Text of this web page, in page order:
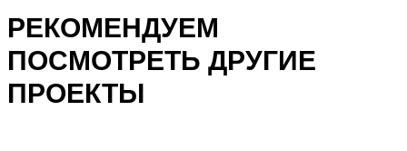
РЕКОМЕНДУЕМ
ПОСМОТРЕТЬ ДРУГИЕ
ПРОЕКТЫ